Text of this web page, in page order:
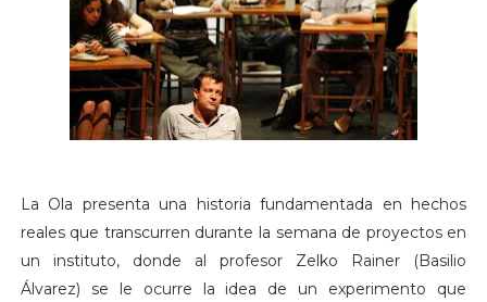
La Ola presenta una historia fundamentada en hechos
reales que transcurren durante la semana de proyectos en
un instituto, donde al profesor Zelko Rainer (Basilio
Álvarez) se le ocurre la idea de un experimento que